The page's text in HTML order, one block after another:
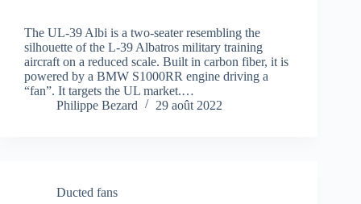
The UL-39 Albi is a two-seater resembling the
silhouette of the L-39 Albatros military training
aircraft on a reduced scale. Built in carbon fiber, it is
powered by a BMW S1000RR engine driving a
“fan”. It targets the UL market.…
Philippe Bezard
29 août 2022
Ducted fans